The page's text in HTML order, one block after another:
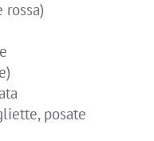
rossa)
posate